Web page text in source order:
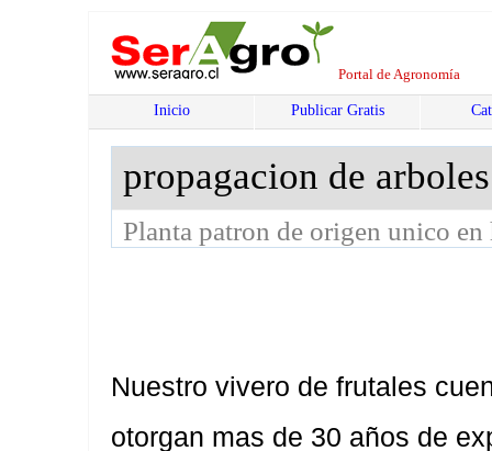
Portal de Agronomía
Inicio Publicar Gratis
propagacion de
Planta patron de origen unico
Nuestro vivero de frutales
otorgan mas de 30 años de